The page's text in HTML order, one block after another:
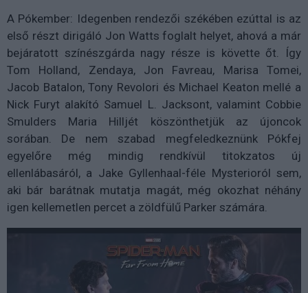
A Pókember: Idegenben rendezői székében ezúttal is az
első részt dirigáló Jon Watts foglalt helyet, ahová a már
bejáratott színészgárda nagy része is követte őt. Így
Tom Holland, Zendaya, Jon Favreau, Marisa Tomei,
Jacob Batalon, Tony Revolori és Michael Keaton mellé a
Nick Furyt alakító Samuel L. Jacksont, valamint Cobbie
Smulders Maria Hilljét köszönthetjük az újoncok
sorában. De nem szabad megfeledkeznünk Pókfej
egyelőre még mindig rendkívül titokzatos új
ellenlábasáról, a Jake Gyllenhaal-féle Mysterioról sem,
aki bár barátnak mutatja magát, még okozhat néhány
igen kellemetlen percet a zöldfülű Parker számára.